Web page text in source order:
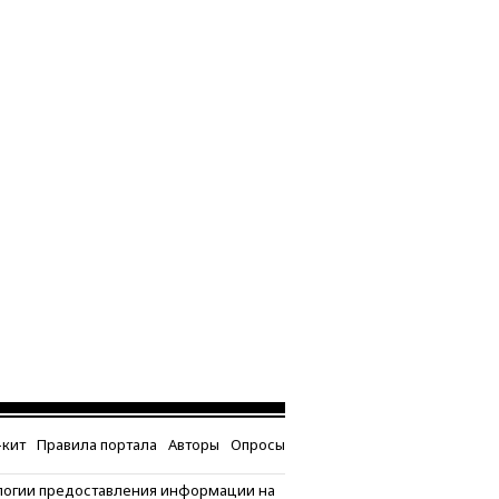
Правила портала Авторы Опросы
предоставления информации на